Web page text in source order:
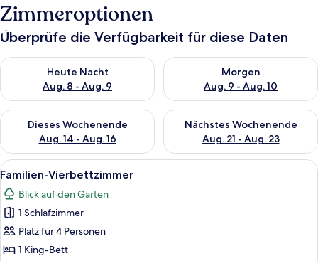
Zimmeroptionen
Überprüfe die Verfügbarkeit für diese Daten
Heute Nacht
Aug. 8 - Aug. 9
Überprüfe die Verfügbarkeit für heute Nacht, Aug. 8 - Aug. 9.
Morgen
Aug. 9 - Aug. 10
Überprüfe die Verfügbarkeit
Dieses Wochenende
Aug. 14 - Aug. 16
Überprüfe die Verfügbarkeit für dieses Wochenende, Aug. 14
Nächstes Wochenende
Aug. 21 - Aug. 23
Überprüfe die Verfügbarkeit
Alle
Fotos
für
Familien-
Vierbettzimmer
anzeigen
Ein modernes Hotelzimmer mit
7
Familien-Vierbettzimmer
Blick auf den Garten
1 Schlafzimmer
Platz für 4 Personen
1 King-Bett